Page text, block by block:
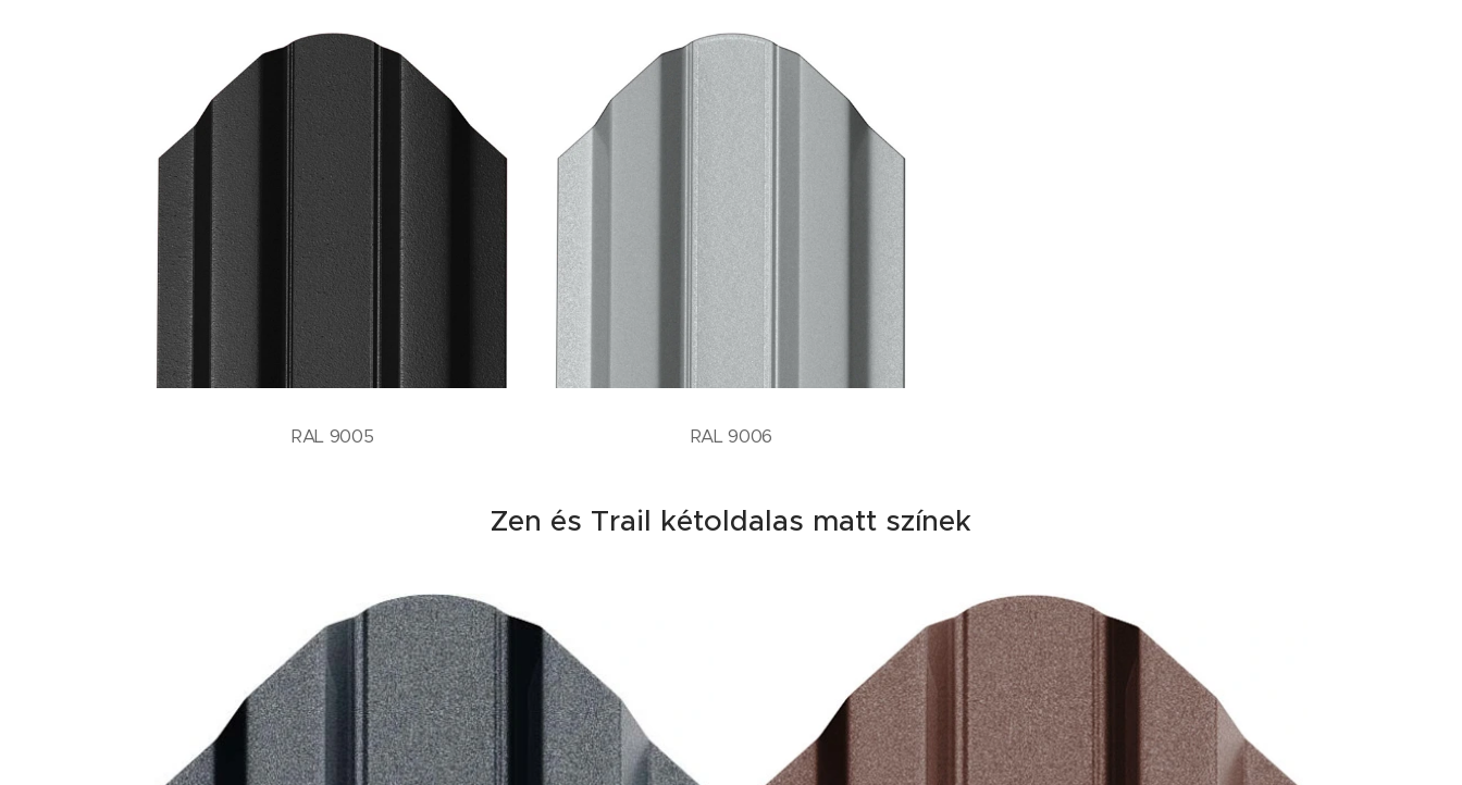
RAL 9005 RAL 9006
Zen és Trail kétoldalas matt színek